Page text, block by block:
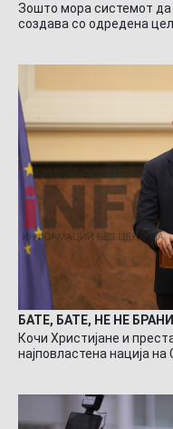
Зошто мора системот да
создава со одредена
БАТЕ, БАТЕ, НЕ НЕ
Кочи Христијане и
најповластена нација